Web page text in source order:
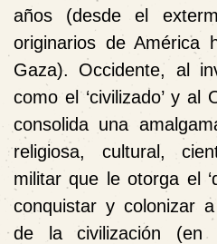
años (desde el
originarios de América
Gaza). Occidente, al
como el ‘civilizado’ y al
consolida una
religiosa, cultural,
militar que le otorga el
conquistar y colonizar
de la civilización